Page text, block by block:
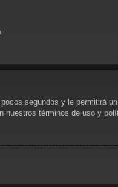
segundos y le permitirá
términos de uso y